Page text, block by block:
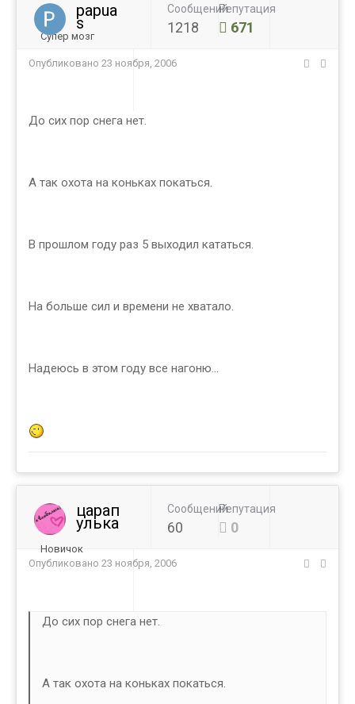
papua
s
Супер мозг
Сообщений
1218
Репутация
671
Опубликовано 23 ноября, 2006
До сих пор снега нет.
А так охота на коньках покаться.
В прошлом году раз 5 выходил кататься.
На больше сил и времени не хватало.
Надеюсь в этом году все нагоню...
царап
улька
Новичок
Сообщений
60
Репутация
0
Опубликовано 23 ноября, 2006
До сих пор снега нет.
А так охота на коньках покаться.